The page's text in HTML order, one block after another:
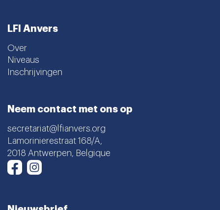
LFI Anvers
Over
Niveaus
Inschrijvingen
Neem contact met ons op
secretariat@lfianvers.org
Lamorinierestraat 168/A,
2018 Antwerpen, Belgique
FacebookInstagram